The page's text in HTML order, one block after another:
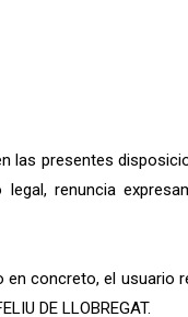
las presentes
renuncia
concreto, el usuario
DE LLOBREGAT.